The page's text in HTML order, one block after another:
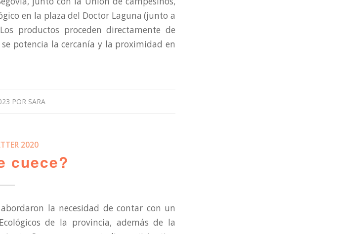
en la plaza del Doctor Laguna (junto a
productos proceden directamente de
potencia la cercanía y la proximidad en
POR SARA
2020
cuece?
la necesidad de contar con un
de la provincia, además de la